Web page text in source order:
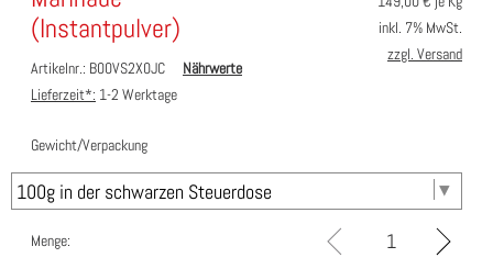
(Instantpulver)
Artikelnr.: B00VS2X0JC
Nährwerte
Lieferzeit*: 1-2 Werktage
inkl. 7% MwSt.
zzgl. Versand
Gewicht/Verpackung
Menge: